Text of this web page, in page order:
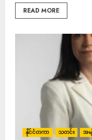
READ MORE
နိုင်ငံတကာ သတင်း အမ